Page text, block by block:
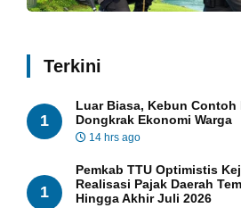
Terkini
1
Luar Biasa, Kebun Contoh
Dongkrak Ekonomi Warga
14 hrs ago
1
Pemkab TTU Optimistis
Realisasi Pajak Daerah
Hingga Akhir Juli 2026